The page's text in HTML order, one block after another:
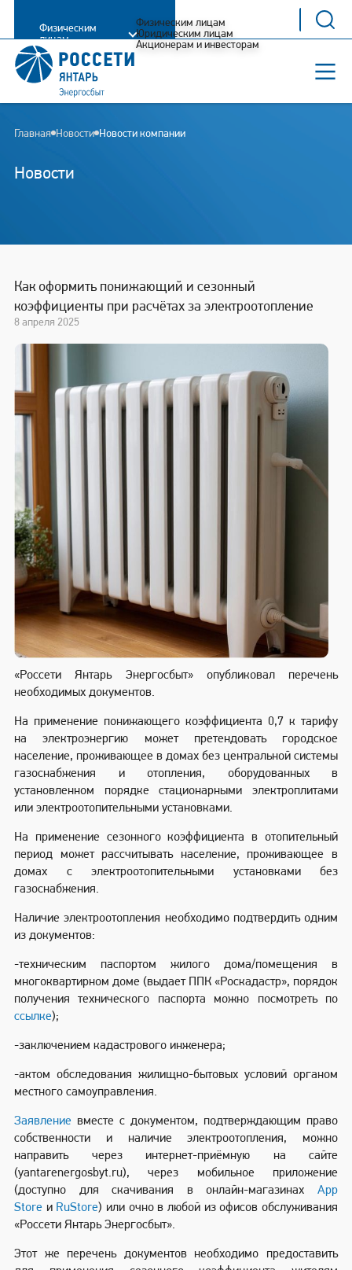
Физическим
лицам
Физическим лицам
Юридическим лицам
Акционерам и инвесторам
Главная Новости Новости компании
Новости
Как оформить понижающий и сезонный
коэффициенты при расчётах за электроотопление
8 апреля 2025
«Россети Янтарь Энергосбыт» опубликовал перечень
необходимых документов.
На применение понижающего коэффициента 0,7 к тарифу
на электроэнергию может претендовать городское
население, проживающее в домах без центральной системы
газоснабжения и отопления, оборудованных в
установленном порядке стационарными электроплитами
или электроотопительными установками.
На применение сезонного коэффициента в отопительный
период может рассчитывать население, проживающее в
домах с электроотопительными установками без
газоснабжения.
Наличие электроотопления необходимо подтвердить одним
из документов:
-техническим паспортом жилого дома/помещения в
многоквартирном доме (выдает ППК «Роскадастр», порядок
получения технического паспорта можно посмотреть по
ссылке);
-заключением кадастрового инженера;
-актом обследования жилищно-бытовых условий органом
местного самоуправления.
Заявление вместе с документом, подтверждающим право
собственности и наличие электроотопления, можно
направить через интернет-приёмную на сайте
(yantarenergosbyt.ru), через мобильное приложение
(доступно для скачивания в онлайн-магазинах App
Store и RuStore) или очно в любой из офисов обслуживания
«Россети Янтарь Энергосбыт».
Этот же перечень документов необходимо предоставить